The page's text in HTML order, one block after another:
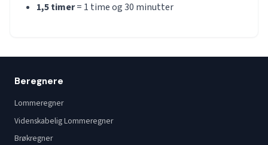
1,5 timer= 1 time og 30 minutter
Beregnere
Lommeregner
Videnskabelig Lommeregner
Brøkregner